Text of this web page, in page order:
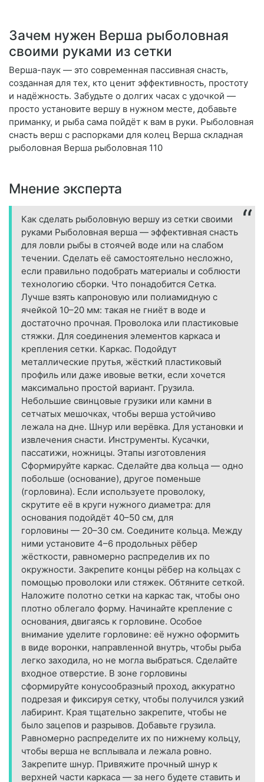
Зачем нужен Верша рыболовная
своими руками из сетки
Верша-паук — это современная пассивная снасть,
созданная для тех, кто ценит эффективность, простоту
и надёжность. Забудьте о долгих часах с удочкой —
просто установите вершу в нужном месте, добавьте
приманку, и рыба сама пойдёт к вам в руки. Рыболовная
снасть верш с распорками для колец Верша складная
рыболовная Верша рыболовная 110
Мнение эксперта
Как сделать рыболовную вершу из сетки своими
руками Рыболовная верша — эффективная снасть
для ловли рыбы в стоячей воде или на слабом
течении. Сделать её самостоятельно несложно,
если правильно подобрать материалы и соблюсти
технологию сборки. Что понадобится Сетка.
Лучше взять капроновую или полиамидную с
ячейкой 10–20 мм: такая не гниёт в воде и
достаточно прочная. Проволока или пластиковые
стяжки. Для соединения элементов каркаса и
крепления сетки. Каркас. Подойдут
металлические прутья, жёсткий пластиковый
профиль или даже ивовые ветки, если хочется
максимально простой вариант. Грузила.
Небольшие свинцовые грузики или камни в
сетчатых мешочках, чтобы верша устойчиво
лежала на дне. Шнур или верёвка. Для установки и
извлечения снасти. Инструменты. Кусачки,
пассатижи, ножницы. Этапы изготовления
Сформируйте каркас. Сделайте два кольца — одно
побольше (основание), другое поменьше
(горловина). Если используете проволоку,
скрутите её в круги нужного диаметра: для
основания подойдёт 40–50 см, для
горловины — 20–30 см. Соедините кольца. Между
ними установите 4–6 продольных рёбер
жёсткости, равномерно распределив их по
окружности. Закрепите концы рёбер на кольцах с
помощью проволоки или стяжек. Обтяните сеткой.
Наложите полотно сетки на каркас так, чтобы оно
плотно облегало форму. Начинайте крепление с
основания, двигаясь к горловине. Особое
внимание уделите горловине: её нужно оформить
в виде воронки, направленной внутрь, чтобы рыба
легко заходила, но не могла выбраться. Сделайте
входное отверстие. В зоне горловины
сформируйте конусообразный проход, аккуратно
подрезая и фиксируя сетку, чтобы получился узкий
лабиринт. Края тщательно закрепите, чтобы не
было зацепов и разрывов. Добавьте грузила.
Равномерно распределите их по нижнему кольцу,
чтобы верша не всплывала и лежала ровно.
Закрепите шнур. Привяжите прочный шнур к
верхней части каркаса — за него будете ставить и